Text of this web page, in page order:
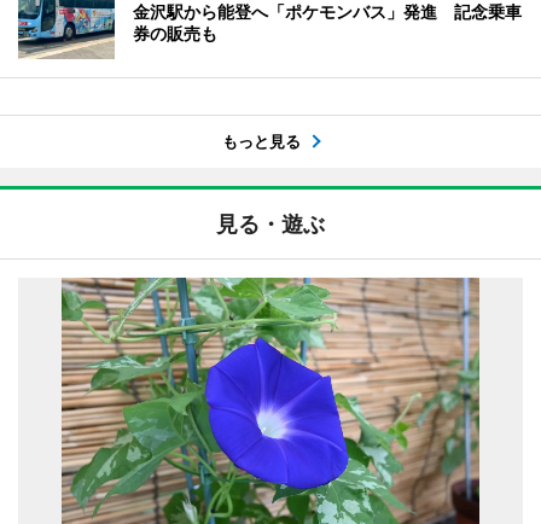
金沢駅から能登へ「ポケモンバス」発進 記念乗車
券の販売も
もっと見る
見る・遊ぶ